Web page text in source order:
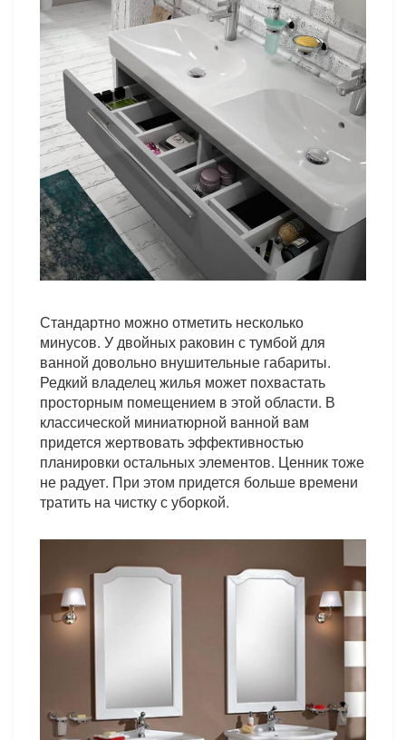
Стандартно можно отметить несколько
минусов. У двойных раковин с тумбой для
ванной довольно внушительные габариты.
Редкий владелец жилья может похвастать
просторным помещением в этой области. В
классической миниатюрной ванной вам
придется жертвовать эффективностью
планировки остальных элементов. Ценник тоже
не радует. При этом придется больше времени
тратить на чистку с уборкой.